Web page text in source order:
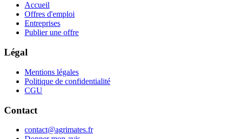
Accueil
Offres d'emploi
Entreprises
Publier une offre
Légal
Mentions légales
Politique de confidentialité
CGU
Contact
contact@agrimates.fr